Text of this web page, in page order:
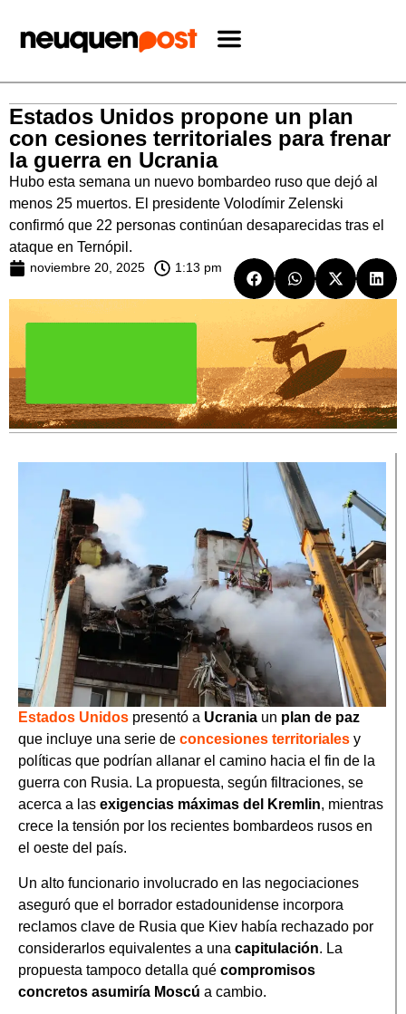
Estados Unidos propone un plan
con cesiones territoriales para frenar
la guerra en Ucrania
Hubo esta semana un nuevo bombardeo ruso que dejó al
menos 25 muertos. El presidente Volodímir Zelenski
confirmó que 22 personas continúan desaparecidas tras el
ataque en Ternópil.
noviembre 20, 2025 1:13 pm
Estados Unidos presentó a Ucrania un plan de paz
que incluye una serie de concesiones territoriales y
políticas que podrían allanar el camino hacia el fin de la
guerra con Rusia. La propuesta, según filtraciones, se
acerca a las exigencias máximas del Kremlin, mientras
crece la tensión por los recientes bombardeos rusos en
el oeste del país.
Un alto funcionario involucrado en las negociaciones
aseguró que el borrador estadounidense incorpora
reclamos clave de Rusia que Kiev había rechazado por
considerarlos equivalentes a una capitulación. La
propuesta tampoco detalla qué compromisos
concretos asumiría Moscú a cambio.